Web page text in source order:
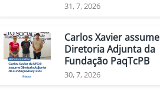
31, 7, 2026
Carlos Xavier assume
Diretoria Adjunta da
Fundação PaqTcPB
30, 7, 2026